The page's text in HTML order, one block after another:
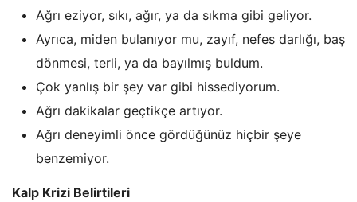
Ağrı eziyor, sıkı, ağır, ya da sıkma gibi geliyor.
Ayrıca, miden bulanıyor mu, zayıf, nefes darlığı, baş
dönmesi, terli, ya da bayılmış buldum.
Çok yanlış bir şey var gibi hissediyorum.
Ağrı dakikalar geçtikçe artıyor.
Ağrı deneyimli önce gördüğünüz hiçbir şeye
benzemiyor.
Kalp Krizi Belirtileri